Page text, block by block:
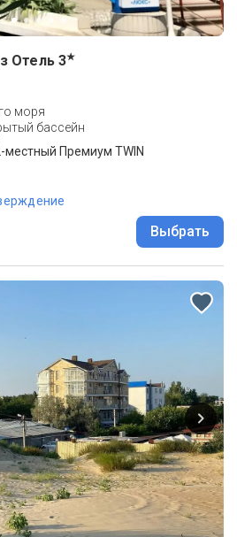
Отель 3★
моря
бассейн
Премиум TWIN
Выбрать